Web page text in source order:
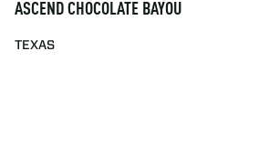
ASCEND CHOCOLATE BAYOU
TEXAS